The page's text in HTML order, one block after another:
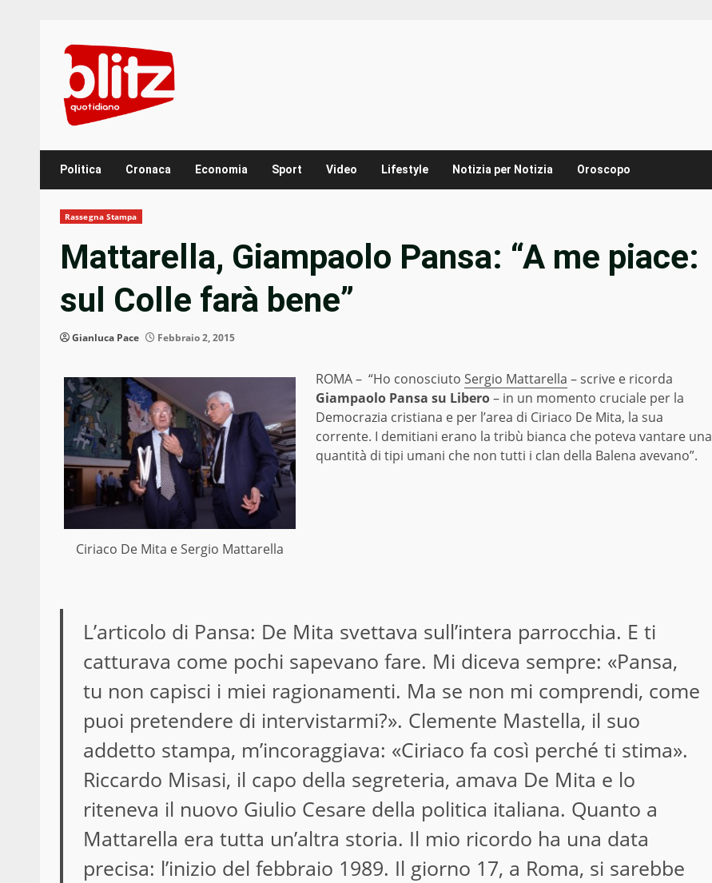
content
Politica Cronaca Economia Sport Video Lifestyle Notizia per Notizia Oroscopo
Rassegna Stampa
Mattarella, Giampaolo Pansa: “A me piace:
sul Colle farà bene”
Gianluca Pace Febbraio 2, 2015
Ciriaco De Mita e Sergio Mattarella
ROMA – “Ho conosciuto Sergio Mattarella – scrive e ricorda
Giampaolo Pansa su Libero– in un momento cruciale per la
Democrazia cristiana e per l’area di Ciriaco De Mita, la sua
corrente. I demitiani erano la tribù bianca che poteva vantare una
quantità di tipi umani che non tutti i clan della Balena avevano”.
L’articolo di Pansa: De Mita svettava sull’intera parrocchia. E ti
catturava come pochi sapevano fare. Mi diceva sempre: «Pansa,
tu non capisci i miei ragionamenti. Ma se non mi comprendi, come
puoi pretendere di intervistarmi?». Clemente Mastella, il suo
addetto stampa, m’incoraggiava: «Ciriaco fa così perché ti stima».
Riccardo Misasi, il capo della segreteria, amava De Mita e lo
riteneva il nuovo Giulio Cesare della politica italiana. Quanto a
Mattarella era tutta un’altra storia. Il mio ricordo ha una data
precisa: l’inizio del febbraio 1989. Il giorno 17, a Roma, si sarebbe